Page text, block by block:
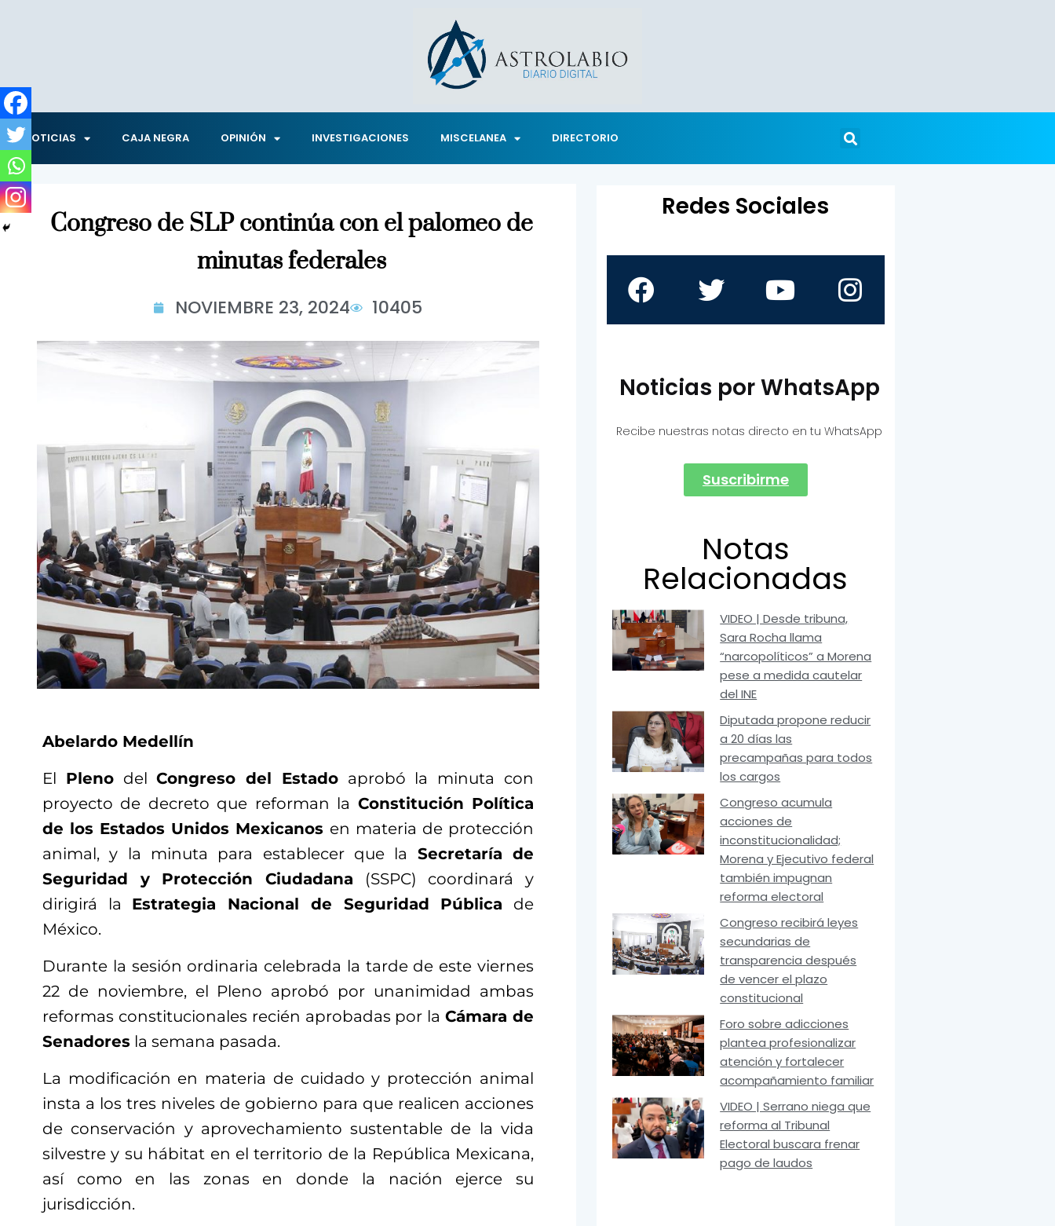
NOTICIAS CAJA NEGRA OPINIÓN INVESTIGACIONES MISCELANEA DIRECTORIO
Congreso de SLP continúa con el palomeo de
minutas federales
NOVIEMBRE 23, 2024 10405
Abelardo Medellín
El PlenodelCongreso del Estadoaprobó la minuta con
proyecto de decreto que reforman la Constitución Política
de los Estados Unidos Mexicanos en materia de protección
animal, y la minuta para establecer que la Secretaría de
Seguridad y Protección Ciudadana (SSPC) coordinará y
dirigirá la Estrategia Nacional de Seguridad Pública de
México.
Durante la sesión ordinaria celebrada la tarde de este viernes
22 de noviembre, el Pleno aprobó por unanimidad ambas
reformas constitucionales recién aprobadas por laCámara de
Senadores la semana pasada.
La modificación en materia de cuidado y protección animal
insta a los tres niveles de gobierno para que realicen acciones
de conservación y aprovechamiento sustentable de la vida
silvestre y su hábitat en el territorio de la República Mexicana,
así como en las zonas en donde la nación ejerce su
jurisdicción.
Redes Sociales
Noticias por WhatsApp
Recibe nuestras notas directo en tu WhatsApp
Suscribirme
Notas
Relacionadas
VIDEO | Desde tribuna,
Sara Rocha llama
“narcopolíticos” a Morena
pese a medida cautelar
del INE
Diputada propone reducir
a 20 días las
precampañas para todos
los cargos
Congreso acumula
acciones de
inconstitucionalidad;
Morena y Ejecutivo federal
también impugnan
reforma electoral
Congreso recibirá leyes
secundarias de
transparencia después
de vencer el plazo
constitucional
Foro sobre adicciones
plantea profesionalizar
atención y fortalecer
acompañamiento familiar
VIDEO | Serrano niega que
reforma al Tribunal
Electoral buscara frenar
pago de laudos